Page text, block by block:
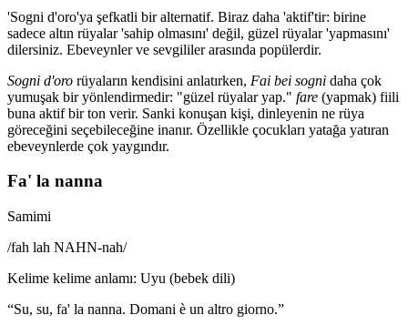
'Sogni d'oro'ya şefkatli bir alternatif. Biraz daha 'aktif'tir: birine
sadece altın rüyalar 'sahip olmasını' değil, güzel rüyalar 'yapmasını'
dilersiniz. Ebeveynler ve sevgililer arasında popülerdir.
Sogni d'oro rüyaların kendisini anlatırken, Fai bei sogni daha çok
yumuşak bir yönlendirmedir: "güzel rüyalar yap." fare (yapmak) fiili
buna aktif bir ton verir. Sanki konuşan kişi, dinleyenin ne rüya
göreceğini seçebileceğine inanır. Özellikle çocukları yatağa yatıran
ebeveynlerde çok yaygındır.
Fa' la nanna
Samimi
/fah lah NAHN-nah/
Kelime kelime anlamı: Uyu (bebek dili)
“Su, su, fa' la nanna. Domani è un altro giorno.”